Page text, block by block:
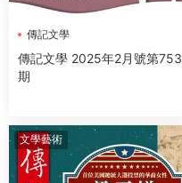
傳記文學
傳記文學 2025年2月號第753
期
文學藝術